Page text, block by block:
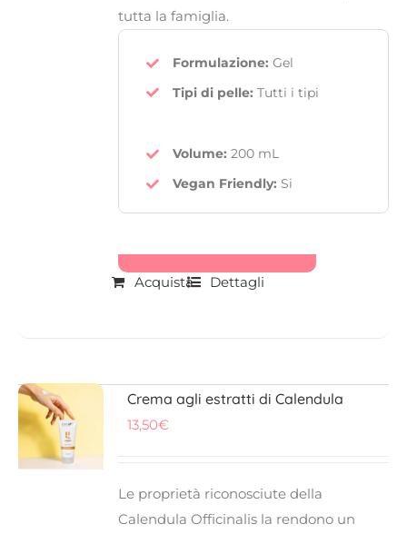
tutta la famiglia.
Formulazione: Gel
Tipi di pelle: Tutti i tipi
Volume: 200 mL
Vegan Friendly: Si
Acquista Dettagli
Crema agli estratti di Calendula
13,50€
Le proprietà riconosciute della
Calendula Officinalis la rendono un